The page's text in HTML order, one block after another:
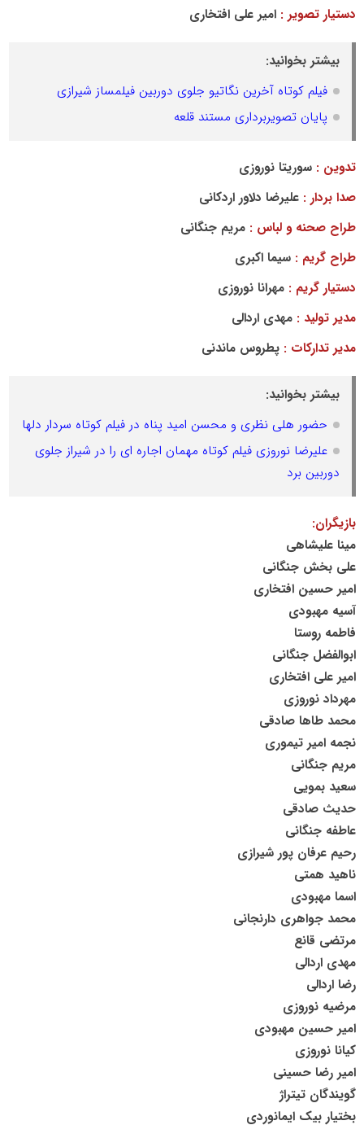
دستیار تصویر : امیر علی افتخاری
بیشتر بخوانید:
فیلم کوتاه آخرین نگاتیو جلوی دوربین فیلمساز شیرازی
پایان تصویربرداری مستند قلعه
تدوین :سوریتا نوروزی
صدا بردار :علیرضا دلاور اردکانی
طراح صحنه و لباس :مریم جنگانی
طراح گریم : سیما اکبری
دستیار گریم :مهرانا نوروزی
مدیر تولید :مهدی اردالی
مدیر تدارکات : پطروس ماندنی
بیشتر بخوانید:
حضور هلی نظری و محسن امید پناه در فیلم کوتاه سردار دلها
علیرضا نوروزی فیلم کوتاه مهمان اجاره ای را در شیراز جلوی
دوربین برد
بازیگران:
مینا علیشاهی
علی بخش جنگانی
امیر حسین افتخاری
آسیه مهبودی
فاطمه روستا
ابوالفضل جنگانی
امیر علی افتخاری
مهرداد نوروزی
محمد طاها صادقی
نجمه امیر تیموری
مریم جنگانی
سعید بمویی
حدیث صادقی
عاطفه جنگانی
رحیم عرفان پور شیرازی
ناهید همتی
اسما مهبودی
محمد جواهری دارنجانی
مرتضی قانع
مهدی اردالی
رضا اردالی
مرضیه نوروزی
امیر حسین مهبودی
کیانا نوروزی
امیر رضا حسینی
گویندگان تیتراژ
بختیار بیک ایمانوردی